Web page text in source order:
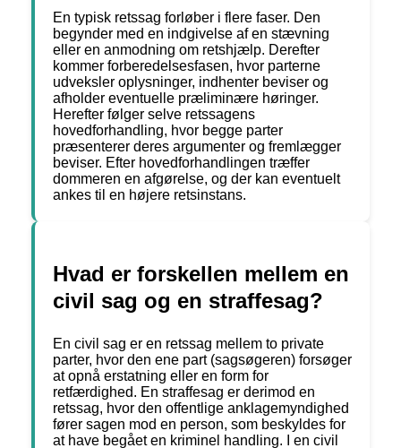
En typisk retssag forløber i flere faser. Den
begynder med en indgivelse af en stævning
eller en anmodning om retshjælp. Derefter
kommer forberedelsesfasen, hvor parterne
udveksler oplysninger, indhenter beviser og
afholder eventuelle præliminære høringer.
Herefter følger selve retssagens
hovedforhandling, hvor begge parter
præsenterer deres argumenter og fremlægger
beviser. Efter hovedforhandlingen træffer
dommeren en afgørelse, og der kan eventuelt
ankes til en højere retsinstans.
Hvad er forskellen mellem en
civil sag og en straffesag?
En civil sag er en retssag mellem to private
parter, hvor den ene part (sagsøgeren) forsøger
at opnå erstatning eller en form for
retfærdighed. En straffesag er derimod en
retssag, hvor den offentlige anklagemyndighed
fører sagen mod en person, som beskyldes for
at have begået en kriminel handling. I en civil